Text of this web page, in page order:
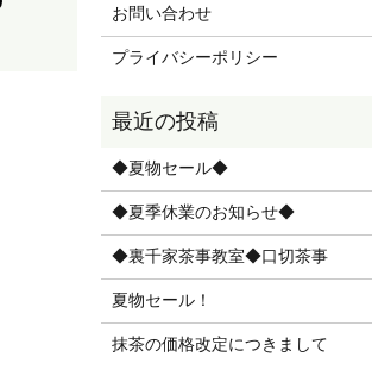
お問い合わせ
プライバシーポリシー
◆夏物セール◆
◆夏季休業のお知らせ◆
◆裏千家茶事教室◆口切茶事
夏物セール！
抹茶の価格改定につきまして